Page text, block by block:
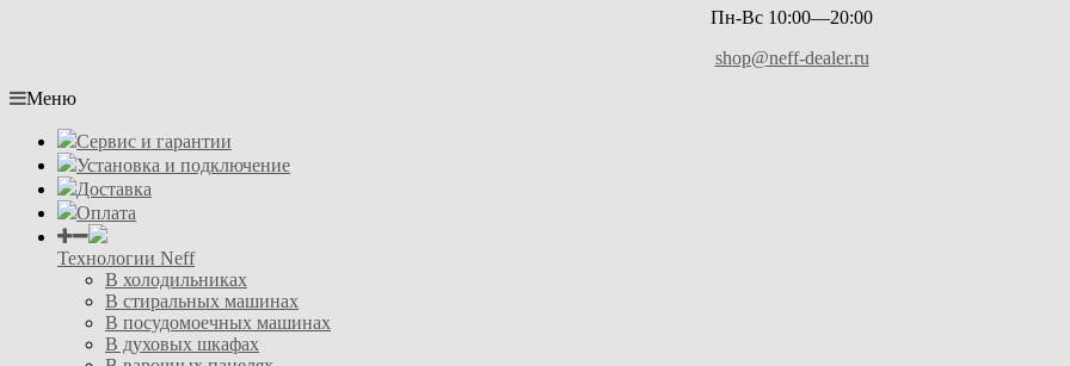
Пн-Вс 10:00—20:00
shop@neff-dealer.ru
Меню
Сервис и гарантии
Установка и подключение
Доставка
Оплата
Технологии Neff
В холодильниках
В стиральных машинах
В посудомоечных машинах
В духовых шкафах